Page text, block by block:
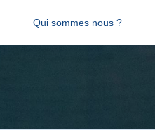
Qui sommes nous ?